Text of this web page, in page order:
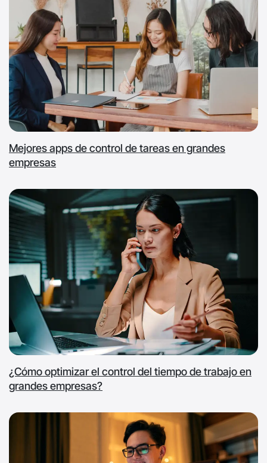
Mejores apps de control de tareas en grandes
empresas
¿Cómo optimizar el control del tiempo de trabajo en
grandes empresas?